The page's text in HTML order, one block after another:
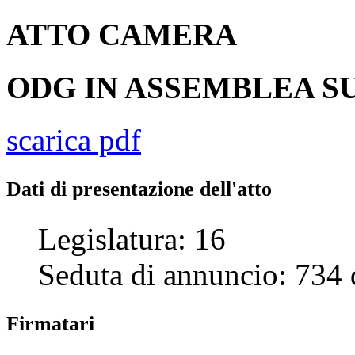
ATTO CAMERA
ODG IN ASSEMBLEA
scarica pdf
Dati di presentazione dell'atto
Legislatura: 16
Seduta di annuncio: 734
Firmatari